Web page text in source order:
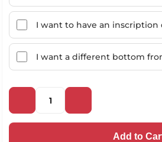
I want to have an inscription
I want a different bottom
Add to